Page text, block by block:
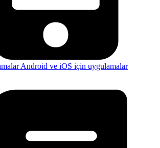
Android ve iOS için uygulamalar